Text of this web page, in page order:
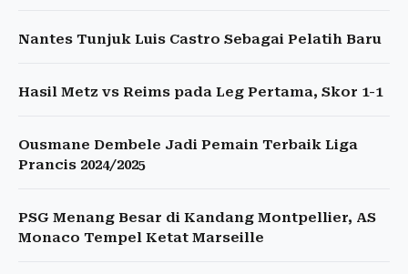
Nantes Tunjuk Luis Castro Sebagai Pelatih Baru
Hasil Metz vs Reims pada Leg Pertama, Skor 1-1
Ousmane Dembele Jadi Pemain Terbaik Liga
Prancis 2024/2025
PSG Menang Besar di Kandang Montpellier, AS
Monaco Tempel Ketat Marseille